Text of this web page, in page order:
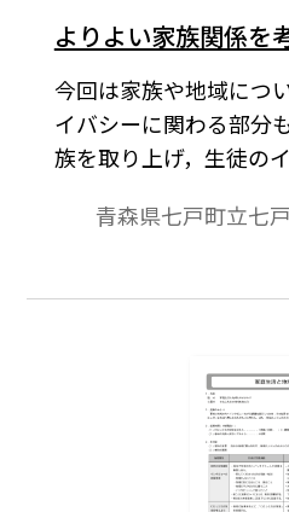
よりよい家族関係を
今回は家族や地域につ
イバシーに関わる部分
族を取り上げ，生徒の
を多く取りたいと考え
を中心としたい。より
活だけにとどまらず，
実践していこうとする
とが大切であることを
青森県七戸町立七